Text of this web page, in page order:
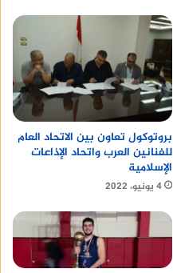
بروتوكول تعاون بين الاتحاد العام
للفنانين العرب واتحاد الإذاعات
الإسلامية
4 يونيو، 2022